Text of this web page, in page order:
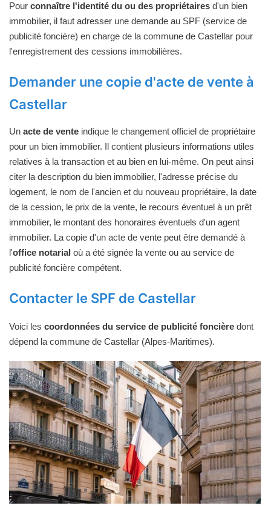
Pour connaître l'identité du ou des propriétaires d'un bien
immobilier, il faut adresser une demande au SPF (service de
publicité foncière) en charge de la commune de Castellar pour
l'enregistrement des cessions immobilières.
Demander une copie d'acte de vente à
Castellar
Un acte de vente indique le changement officiel de propriétaire
pour un bien immobilier. Il contient plusieurs informations utiles
relatives à la transaction et au bien en lui-même. On peut ainsi
citer la description du bien immobilier, l'adresse précise du
logement, le nom de l'ancien et du nouveau propriétaire, la date
de la cession, le prix de la vente, le recours éventuel à un prêt
immobilier, le montant des honoraires éventuels d'un agent
immobilier. La copie d'un acte de vente peut être demandé à
l'office notarial où a été signée la vente ou au service de
publicité foncière compétent.
Contacter le SPF de Castellar
Voici les coordonnées du service de publicité foncière dont
dépend la commune de Castellar (Alpes-Maritimes).